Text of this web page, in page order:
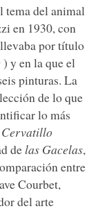
tema del animal
en 1930, con
por título
) y en la que el
pinturas. La
de lo que
lo más
Cervatillo
delas Gacelas,
entre
Courbet,
del arte